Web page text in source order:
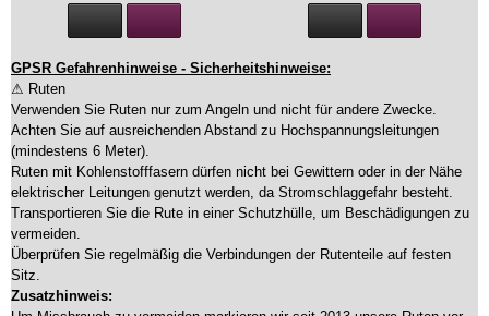
GPSR Gefahrenhinweise - Sicherheitshinweise:
⚠ Ruten
Verwenden Sie Ruten nur zum Angeln und nicht für andere Zwecke.
Achten Sie auf ausreichenden Abstand zu Hochspannungsleitungen
(mindestens 6 Meter).
Ruten mit Kohlenstofffasern dürfen nicht bei Gewittern oder in der Nähe
elektrischer Leitungen genutzt werden, da Stromschlaggefahr besteht.
Transportieren Sie die Rute in einer Schutzhülle, um Beschädigungen zu
vermeiden.
Überprüfen Sie regelmäßig die Verbindungen der Rutenteile auf festen
Sitz.
Zusatzhinweis: